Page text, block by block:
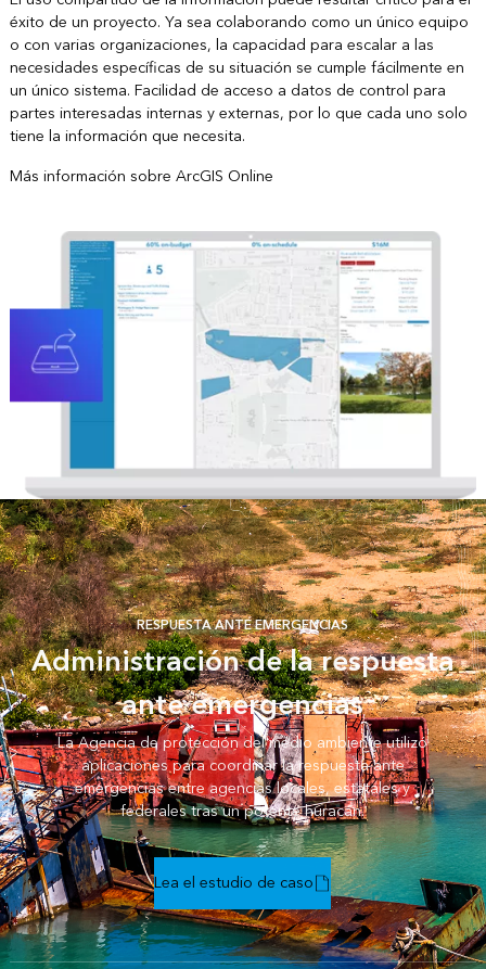
éxito de un proyecto. Ya sea colaborando como un único equipo
o con varias organizaciones, la capacidad para escalar a las
necesidades específicas de su situación se cumple fácilmente en
un único sistema. Facilidad de acceso a datos de control para
partes interesadas internas y externas, por lo que cada uno solo
tiene la información que necesita.
Más información sobre ArcGIS Online
RESPUESTA ANTE EMERGENCIAS
Administración de la respuesta
ante emergencias
La Agencia de protección del medio ambiente utilizó
aplicaciones para coordinar la respuesta ante
emergencias entre agencias locales, estatales y
federales tras un potente huracán.
Lea el estudio de caso